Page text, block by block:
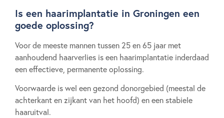
Is een haarimplantatie in Groningen een
goede oplossing?
Voor de meeste mannen tussen 25 en 65 jaar met
aanhoudend haarverlies is een haarimplantatie inderdaad
een effectieve, permanente oplossing.
Voorwaarde is wel een gezond donorgebied (meestal de
achterkant en zijkant van het hoofd) en een stabiele
haaruitval.